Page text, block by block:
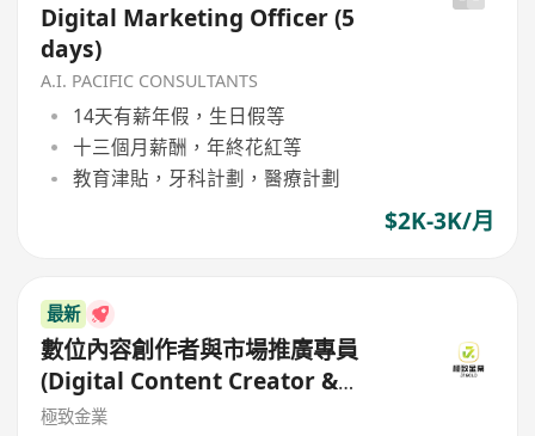
Digital Marketing Officer (5
days)
A.I. PACIFIC CONSULTANTS
14天有薪年假，生日假等
十三個月薪酬，年終花紅等
教育津貼，牙科計劃，醫療計劃
$2K-3K/月
最新
數位內容創作者與市場推廣專員
(Digital Content Creator &
Marketing Specialist)
極致金業